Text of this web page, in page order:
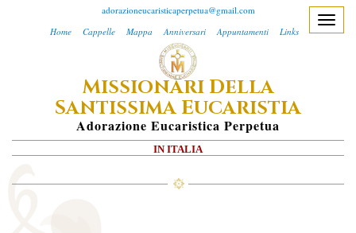
adorazioneucaristicaperpetua@gmail.com
Home
Cappelle Mappa Anniversari Appuntamenti Links
MISSIONARI DELLA
SANTISSIMA EUCARISTIA
ADorazione EUcaristica PErpetua
IN ITALIA
T
n
v